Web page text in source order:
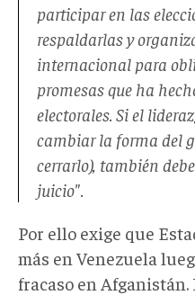
participar en las
respaldarlas y
internacional para
promesas que ha
electorales. Si el
cambiar la forma del
cerrarlo), también
juicio".
Por ello exige que
más en Venezuela
fracaso en Afganistán.